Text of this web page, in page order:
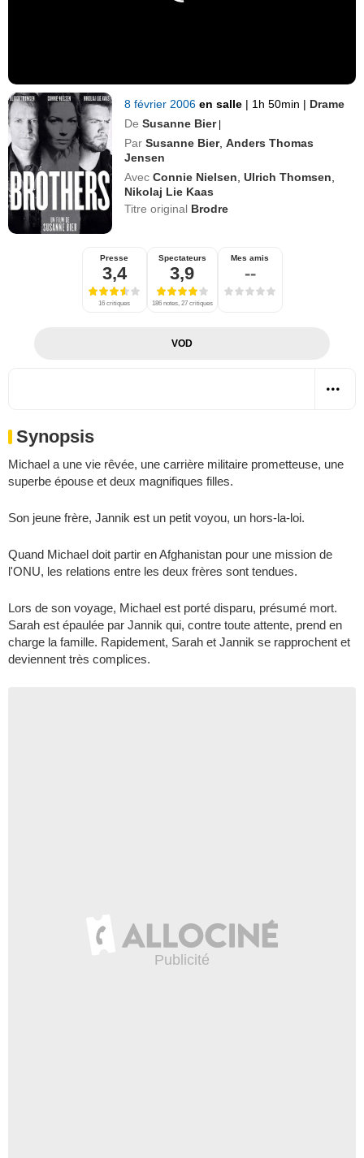
8 février 2006en salle | 1h 50min | Drame
De Susanne Bier |
Par Susanne Bier,Anders Thomas
Jensen
Avec Connie Nielsen ,Ulrich Thomsen
Nikolaj Lie Kaas
Titre original Brodre
Presse
3,4
16 critiques
Spectateurs
3,9
186 notes, 27 critiques
Mes amis
--
VOD
Synopsis
Michael a une vie rêvée, une carrière militaire prometteuse, une
superbe épouse et deux magnifiques filles.
Son jeune frère, Jannik est un petit voyou, un hors-la-loi.
Quand Michael doit partir en Afghanistan pour une mission de
l'ONU, les relations entre les deux frères sont tendues.
Lors de son voyage, Michael est porté disparu, présumé mort.
Sarah est épaulée par Jannik qui, contre toute attente, prend en
charge la famille. Rapidement, Sarah et Jannik se rapprochent et
deviennent très complices.